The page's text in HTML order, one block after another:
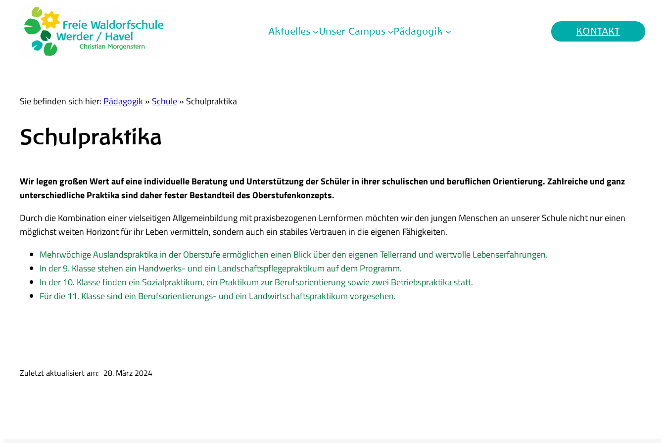
Aktuelles Unser Campus Pädagogik KONTAKT
Sie befinden sich hier: Pädagogik » Schule» Schulpraktika
Schulpraktika
Wir legen großen Wert auf eine individuelle Beratung und Unterstützung der Schüler in ihrer schulischen und beruflichen Orientierung. Zahlreiche und ganz
unterschiedliche Praktika sind daher fester Bestandteil des Oberstufenkonzepts.
Durch die Kombination einer vielseitigen Allgemeinbildung mit praxisbezogenen Lernformen möchten wir den jungen Menschen an unserer Schule nicht nur einen
möglichst weiten Horizont für ihr Leben vermitteln, sondern auch ein stabiles Vertrauen in die eigenen Fähigkeiten.
Mehrwöchige Auslandspraktika in der Oberstufe ermöglichen einen Blick über den eigenen Tellerrand und wertvolle Lebenserfahrungen.
In der 9. Klasse stehen ein Handwerks- und ein Landschaftspflegepraktikum auf dem Programm.
In der 10. Klasse finden ein Sozialpraktikum, ein Praktikum zur Berufsorientierung sowie zwei Betriebspraktika statt.
Für die 11. Klasse sind ein Berufsorientierungs- und ein Landwirtschaftspraktikum vorgesehen.
Zuletzt aktualisiert am: 28. März 2024